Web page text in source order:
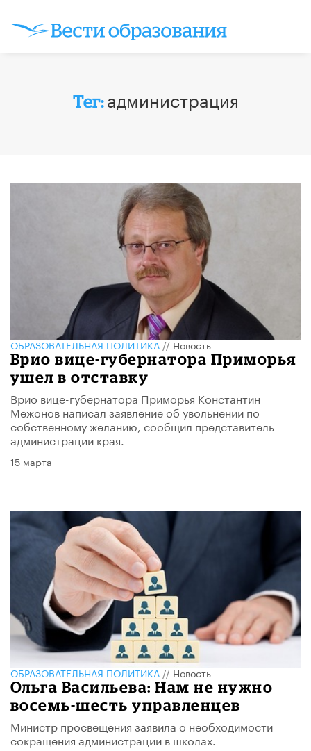
Тег:администрация
ОБРАЗОВАТЕЛЬНАЯ ПОЛИТИКА//Новость
Врио вице-губернатора Приморья
ушел в отставку
Врио вице-губернатора Приморья Константин
Межонов написал заявление об увольнении по
собственному желанию, сообщил представитель
администрации края.
15 марта
ОБРАЗОВАТЕЛЬНАЯ ПОЛИТИКА // Новость
Ольга Васильева: Нам не нужно
восемь-шесть управленцев
Министр просвещения заявила о необходимости
сокращения администрации в школах.